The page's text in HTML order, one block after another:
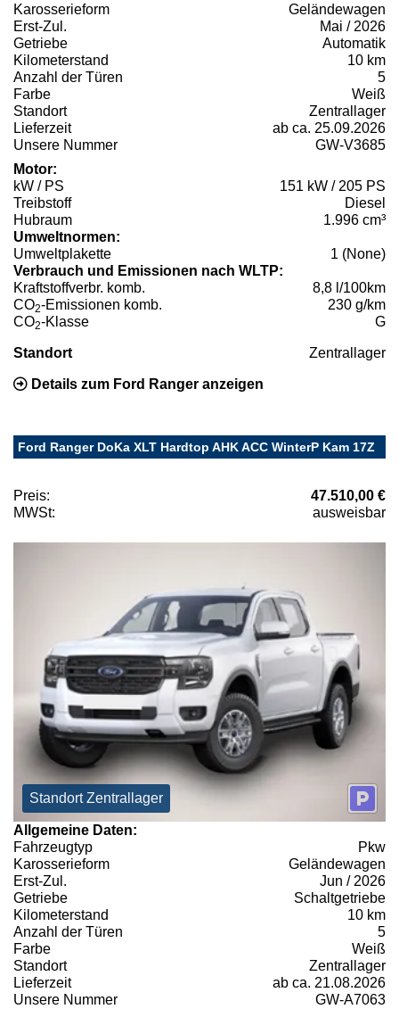
Karosserieform
Geländewagen
Erst-Zul.
Mai / 2026
Getriebe
Automatik
Kilometerstand
10 km
Anzahl der Türen
5
Farbe
Weiß
Standort
Zentrallager
Lieferzeit
ab ca. 25.09.2026
Unsere Nummer
GW-V3685
Motor:
kW / PS
151 kW / 205 PS
Treibstoff
Diesel
Hubraum
1.996 cm³
Umweltnormen:
Umweltplakette
1 (None)
Verbrauch und Emissionen nach WLTP:
Kraftstoffverbr. komb.
8,8 l/100km
CO2-Emissionen komb.
230 g/km
CO2-Klasse G
Standort Zentrallager
Details zum Ford Ranger anzeigen
Ford Ranger DoKa XLT Hardtop AHK ACC WinterP Kam 17Z
Preis:
47.510,00 €
MWSt:
ausweisbar
Standort Zentrallager
Allgemeine Daten:
Fahrzeugtyp
Pkw
Karosserieform
Geländewagen
Erst-Zul.
Jun / 2026
Getriebe
Schaltgetriebe
Kilometerstand
10 km
Anzahl der Türen
5
Farbe
Weiß
Standort
Zentrallager
Lieferzeit
ab ca. 21.08.2026
Unsere Nummer
GW-A7063